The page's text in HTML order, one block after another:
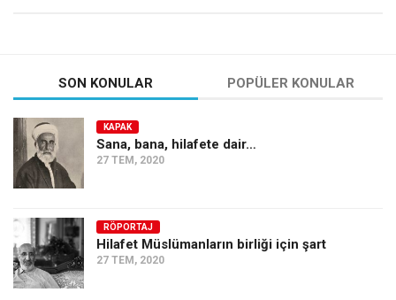
SON KONULAR POPÜLER KONULAR
KAPAK
Sana, bana, hilafete dair…
27 TEM, 2020
RÖPORTAJ
Hilafet Müslümanların birliği için şart
27 TEM, 2020